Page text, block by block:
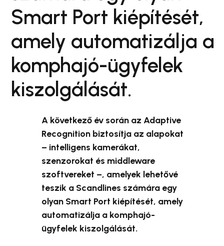
Smart Port kiépítését,
amely automatizálja a
komphajó-ügyfelek
kiszolgálását.
A következő év során az Adaptive
Recognition biztosítja az alapokat
– intelligens kamerákat,
szenzorokat és middleware
szoftvereket –, amelyek lehetővé
teszik a Scandlines számára egy
olyan Smart Port kiépítését, amely
automatizálja a komphajó-
ügyfelek kiszolgálását.